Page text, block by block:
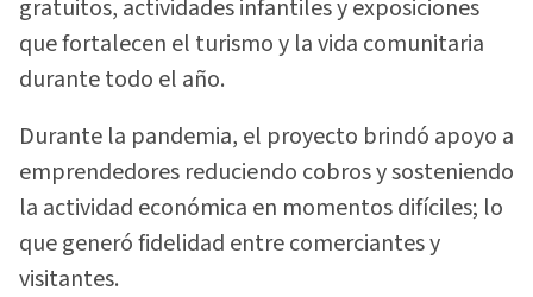
gratuitos, actividades infantiles y exposiciones
que fortalecen el turismo y la vida comunitaria
durante todo el año.
Durante la pandemia, el proyecto brindó apoyo a
emprendedores reduciendo cobros y sosteniendo
la actividad económica en momentos difíciles; lo
que generó fidelidad entre comerciantes y
visitantes.